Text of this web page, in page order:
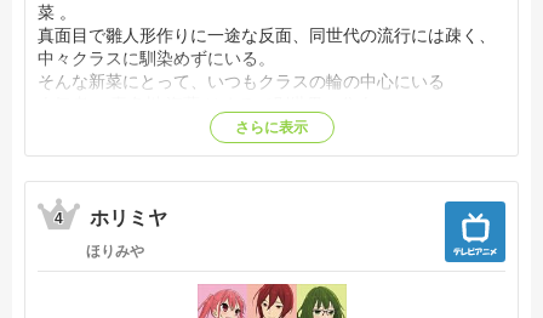
菜 。
真面目で雛人形作りに一途な反面、同世代の流行には疎く、
中々クラスに馴染めずにいる。
そんな新菜にとって、いつもクラスの輪の中心にいる
けれどある日、思わぬことをきっかけに、
【公式サイト他参照】
さらに表示
4 ホリミヤ
ほりみや